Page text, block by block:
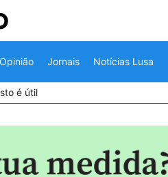
Opinião Jornais Notícias Lusa
é útil